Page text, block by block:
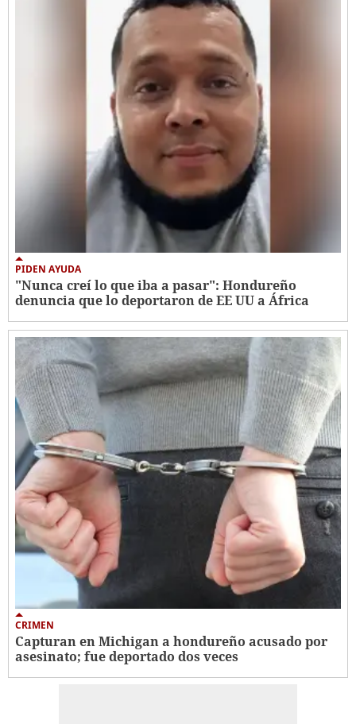
PIDEN AYUDA
"Nunca creí lo que iba a pasar": Hondureño
denuncia que lo deportaron de EE UU a África
CRIMEN
Capturan en Michigan a hondureño acusado por
asesinato; fue deportado dos veces